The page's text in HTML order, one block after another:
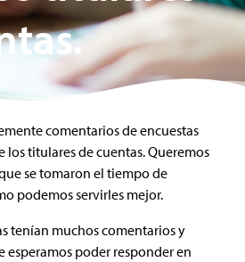
comentarios de encuestas
los titulares de cuentas. Queremos
se tomaron el tiempo de
podemos servirles mejor.
tenían muchos comentarios y
esperamos poder responder en